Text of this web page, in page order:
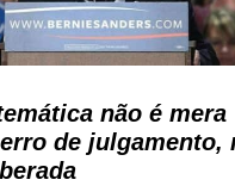
não é mera
de julgamento,